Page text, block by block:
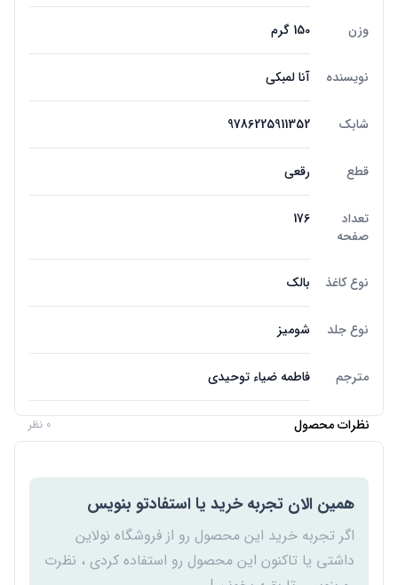
وزن 150 گرم
نویسنده آنا لمبکی
شابک 9786225911352
قطع رقعی
تعداد
صفحه
176
نوع کاغذ بالک
نوع جلد شومیز
مترجم فاطمه ضیاء توحیدی
نظرات محصول 0 نظر
همین الان تجربه خرید یا استفادتو بنویس
اگر تجربه خرید این محصول رو از فروشگاه نولاین
داشتی یا تاکنون این محصول رو استفاده کردی ، نظرت